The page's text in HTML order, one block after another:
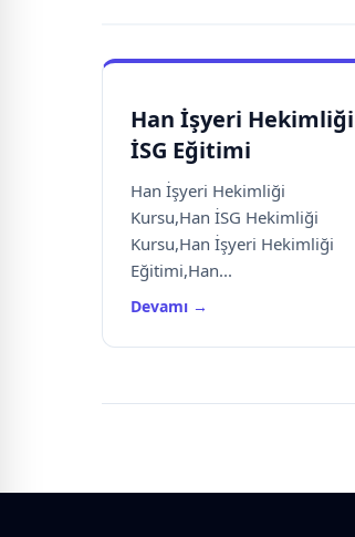
Han İşyeri Hekimliği
İSG Eğitimi
Han İşyeri Hekimliği
Kursu,Han İSG Hekimliği
Kursu,Han İşyeri Hekimliği
Eğitimi,Han...
Devamı →